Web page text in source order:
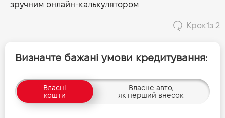
Прайс Range Rover Evoque 2.0 D 163 S
зручним онлайн-калькулятором
Крок1з 2
Визначте бажані умови кредитування:
Власні
кошти
Власне авто,
як перший внесок